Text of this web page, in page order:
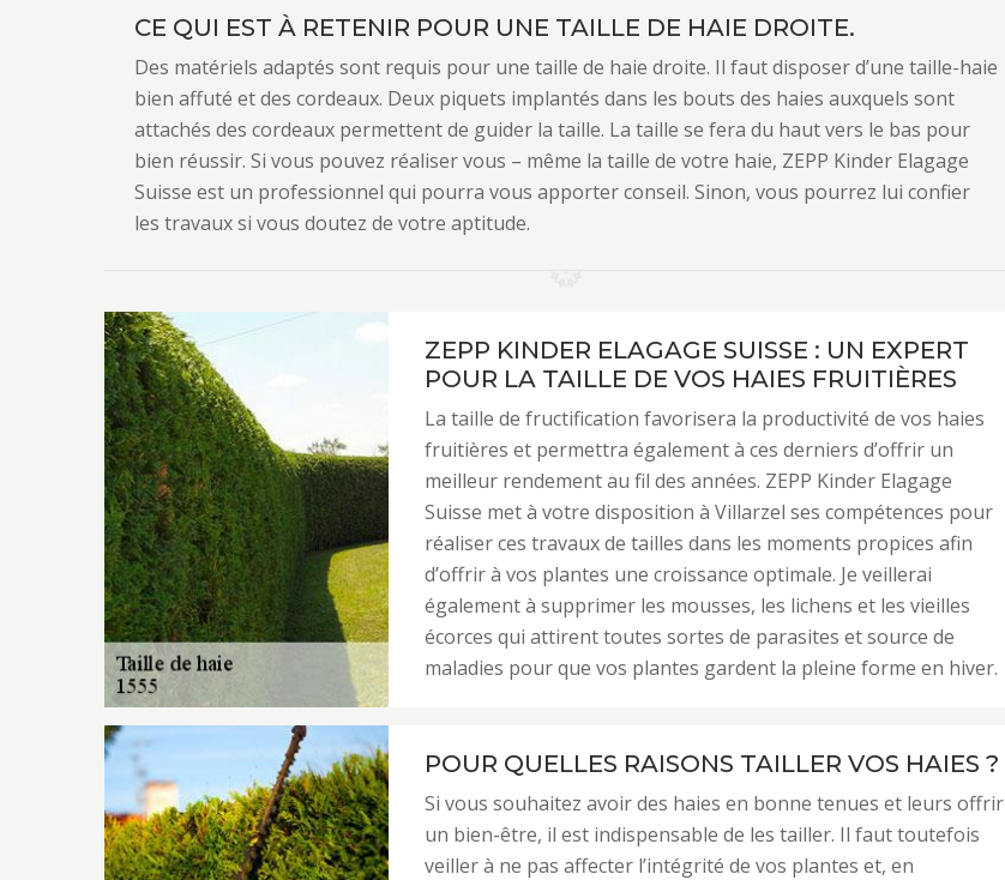
CE QUI EST À RETENIR POUR UNE TAILLE DE HAIE DROITE.
Des matériels adaptés sont requis pour une taille de haie droite. Il faut disposer d’une taille-haie
bien affuté et des cordeaux. Deux piquets implantés dans les bouts des haies auxquels sont
attachés des cordeaux permettent de guider la taille. La taille se fera du haut vers le bas pour
bien réussir. Si vous pouvez réaliser vous – même la taille de votre haie, ZEPP Kinder Elagage
Suisse est un professionnel qui pourra vous apporter conseil. Sinon, vous pourrez lui confier
les travaux si vous doutez de votre aptitude.
ZEPP KINDER ELAGAGE SUISSE : UN EXPERT
POUR LA TAILLE DE VOS HAIES FRUITIÈRES
La taille de fructification favorisera la productivité de vos haies
fruitières et permettra également à ces derniers d’offrir un
meilleur rendement au fil des années. ZEPP Kinder Elagage
Suisse met à votre disposition à Villarzel ses compétences pour
réaliser ces travaux de tailles dans les moments propices afin
d’offrir à vos plantes une croissance optimale. Je veillerai
également à supprimer les mousses, les lichens et les vieilles
écorces qui attirent toutes sortes de parasites et source de
maladies pour que vos plantes gardent la pleine forme en hiver.
POUR QUELLES RAISONS TAILLER VOS HAIES ?
Si vous souhaitez avoir des haies en bonne tenues et leurs offrir
un bien-être, il est indispensable de les tailler. Il faut toutefois
veiller à ne pas affecter l’intégrité de vos plantes et, en